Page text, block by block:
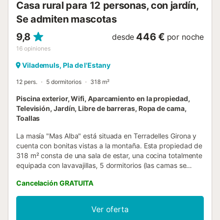
Casa rural para 12 personas, con jardín,
Se admiten mascotas
9,8
16 opiniones
desde 446 € por noche
Vilademuls, Pla de l'Estany
12 pers. 5 dormitorios 318 m²
Piscina exterior, Wifi, Aparcamiento en la propiedad,
Televisión, Jardín, Libre de barreras, Ropa de cama,
Toallas
La masía "Mas Alba" está situada en Terradelles Girona y
cuenta con bonitas vistas a la montaña. Esta propiedad de
318 m² consta de una sala de estar, una cocina totalmente
equipada con lavavajillas, 5 dormitorios (las camas se
acuerdo a sus necesidades), y 5 cuartos de baño, así
como un aseo adicional y por lo tanto puede alojar a 15
personas. Los servicios adicionales incluyen Wi-Fi con un
espacio de trabajo dedicado para oficina en casa, una
Cancelación GRATUITA
Ver oferta